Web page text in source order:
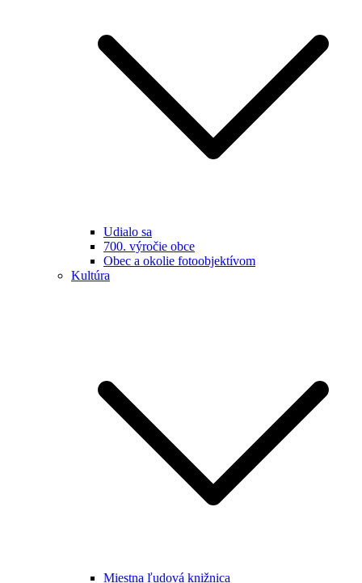
Udialo sa
700. výročie obce
Obec a okolie fotoobjektívom
Kultúra
Miestna ľudová knižnica